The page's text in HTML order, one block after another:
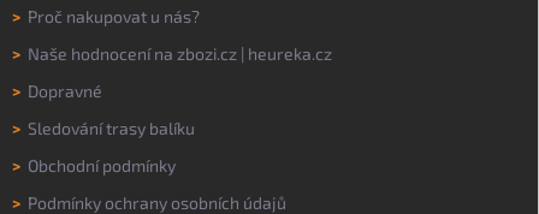
> Proč nakupovat u nás?
> Naše hodnocení na zbozi.cz | heureka.cz
> Dopravné
> Sledování trasy balíku
> Obchodní podmínky
> Podmínky ochrany osobních údajů